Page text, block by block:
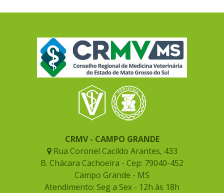
CRMV - CAMPO GRANDE
Rua Coronel Cacildo Arantes, 433
B. Chácara Cachoeira - Cep: 79040-452
Campo Grande - MS
Atendimento: Seg a Sex - 12h às 18h